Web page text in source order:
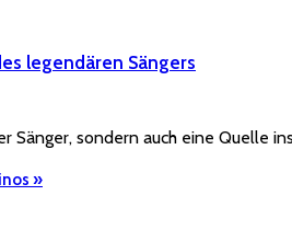
legendären Sängers
Sänger, sondern auch eine Quelle
»